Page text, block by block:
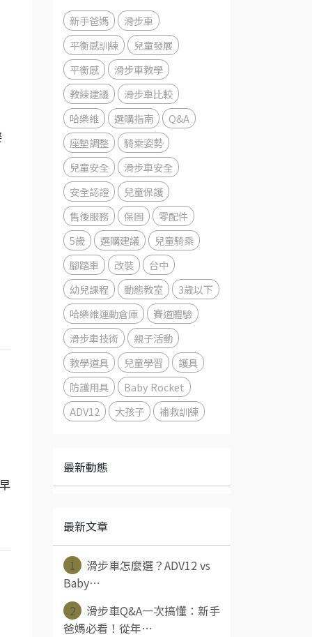
新手爸媽
滑步車
平衡感訓練
兒童發展
平衡感
滑步車教學
教練建議
滑步車比較
哈樂維
選購指南
Q&A
座墊調整
騎乘姿勢
兒童安全
滑步車安全
安全認證
兒童保護
售後服務
保固
零配件
5歲
選購建議
兒童騎乘
腳踏車
改裝
台中
幼兒課程
動態教室
3歲以下
哈樂維運動倉庫
賽道體驗
滑步車技術
親子活動
教學道具
兒童學習
護具
防護用具
Baby Rocket
ADV12
大孩子 補救訓練
最新動態
最新文章
1
滑步車怎麼選？ADV12 vs
Baby⋯
2
滑步車Q&A一次搞懂：新手
爸媽必看！從年⋯